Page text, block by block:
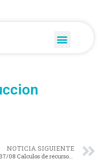
NOTICIA SIGUIENTE
037/08 Calculos de recursos 2009